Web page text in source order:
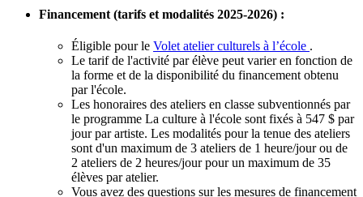
Financement (tarifs et modalités 2025-2026) :
Éligible pour le Volet atelier culturels à l’école .
Le tarif de l'activité par élève peut varier en fonction de
la forme et de la disponibilité du financement obtenu
par l'école.
Les honoraires des ateliers en classe subventionnés par
le programme La culture à l'école sont fixés à 547 $ par
jour par artiste. Les modalités pour la tenue des ateliers
sont d'un maximum de 3 ateliers de 1 heure/jour ou de
2 ateliers de 2 heures/jour pour un maximum de 35
élèves par atelier.
Vous avez des questions sur les mesures de financement